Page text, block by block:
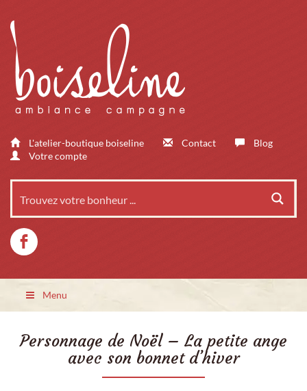
L'atelier-boutique boiseline Contact
Blog
Votre compte
Menu
Personnage de Noël – La petite ange
avec son bonnet d’hiver